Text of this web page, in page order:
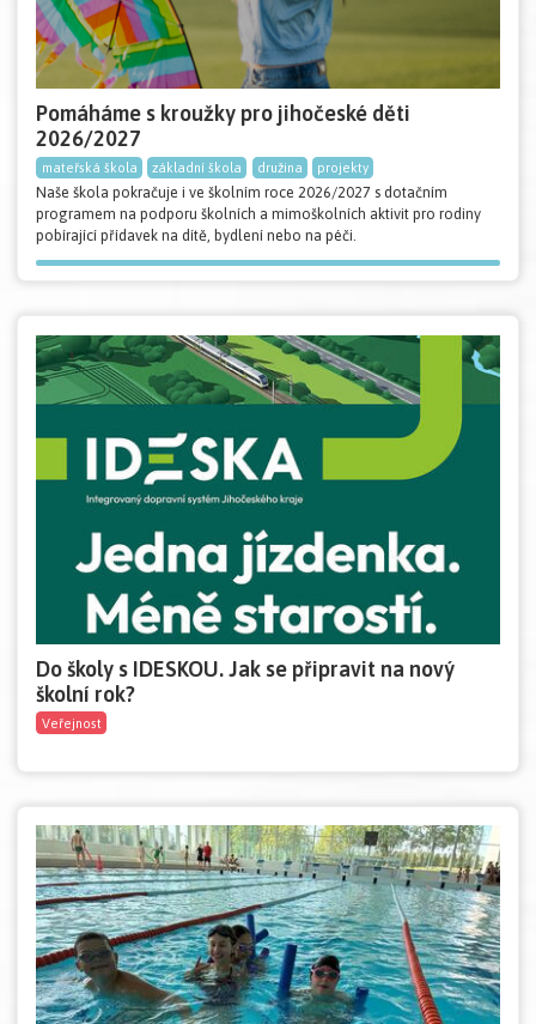
Pomáháme s kroužky pro jihočeské děti
2026/2027
mateřská škola základní škola družina projekty
Naše škola pokračuje i ve školním roce 2026/2027 s dotačním
programem na podporu školních a mimoškolních aktivit pro rodiny
pobírající přídavek na dítě, bydlení nebo na péči.
Do školy s IDESKOU. Jak se připravit na nový
školní rok?
Veřejnost